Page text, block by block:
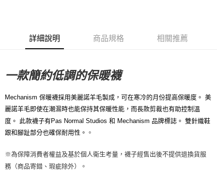
每筆NT$80，滿NT$10,000(含以上)免運費
每筆NT$130，滿NT$10,000(含以上)免運費
詳細說明 商品規格 相關推薦
一款簡約低調的保暖襪
Mechanism 保暖襪採用美麗諾羊毛製成，可在寒冷的月份提高保暖度。 美
麗諾羊毛即使在潮濕時也能保持其保暖性能，而長款剪裁也有助控制溫
度。 此款襪子有Pas Normal Studios 和 Mechanism 品牌標誌。 雙針織鞋
跟和腳趾部分也確保耐用性。 。
※為保障消費者權益及基於個人衛生考量，襪子經售出後不提供退換貨服
務（商品寄錯、瑕疵除外）
。